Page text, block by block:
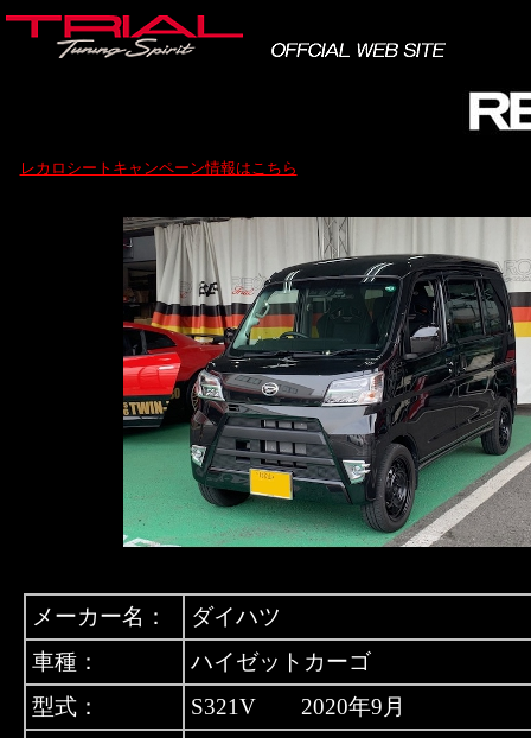
レカロシートキャンペーン情報はこちら
メーカー名：
ダイハツ
車種：
ハイゼットカーゴ
型式：
S321V 2020年9月